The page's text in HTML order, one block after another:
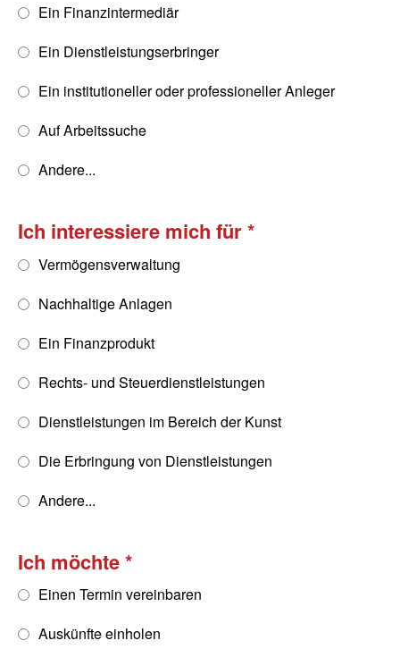
Ein Finanzintermediär
Ein Dienstleistungserbringer
Ein institutioneller oder professioneller Anleger
Auf Arbeitssuche
Andere...
Ich interessiere mich für
Vermögensverwaltung
Nachhaltige Anlagen
Ein Finanzprodukt
Rechts- und Steuerdienstleistungen
Dienstleistungen im Bereich der Kunst
Die Erbringung von Dienstleistungen
Andere...
Ich möchte
Einen Termin vereinbaren
Auskünfte einholen